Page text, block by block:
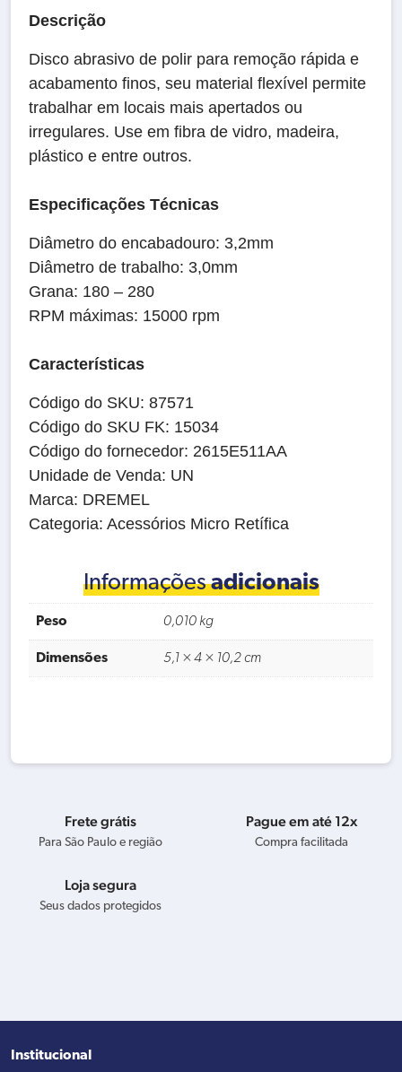
Descrição
Disco abrasivo de polir para remoção rápida e
acabamento finos, seu material flexível permite
trabalhar em locais mais apertados ou
irregulares. Use em fibra de vidro, madeira,
plástico e entre outros.
Especificações Técnicas
Diâmetro do encabadouro: 3,2mm
Diâmetro de trabalho: 3,0mm
Grana: 180 – 280
RPM máximas: 15000 rpm
Características
Código do SKU: 87571
Código do SKU FK: 15034
Código do fornecedor: 2615E511AA
Unidade de Venda: UN
Marca: DREMEL
Categoria: Acessórios Micro Retífica
Informaçõesadicionais
Peso 0,010 kg
Dimensões 5,1 × 4 × 10,2 cm
Frete grátis
Para São Paulo e região
Pague em até 12x
Compra facilitada
Loja segura
Seus dados protegidos
Institucional